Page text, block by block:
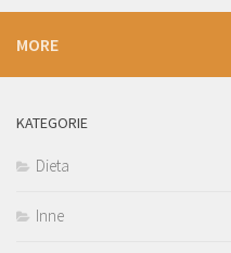
MORE
KATEGORIE
Dieta
Inne